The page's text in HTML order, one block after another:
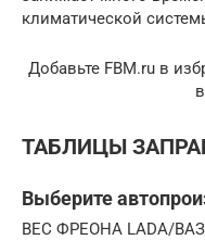
климатической
Добавьте FBM.ru в
ТАБЛИЦЫ
Выберите
ВЕС ФРЕОНА LADA/ВАЗ